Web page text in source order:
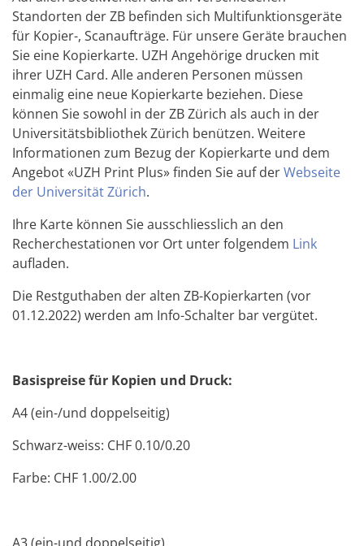
Standorten der ZB befinden sich Multifunktionsgeräte
für Kopier-, Scanaufträge. Für unsere Geräte brauchen
Sie eine Kopierkarte. UZH Angehörige drucken mit
ihrer UZH Card. Alle anderen Personen müssen
einmalig eine neue Kopierkarte beziehen. Diese
können Sie sowohl in der ZB Zürich als auch in der
Universitätsbibliothek Zürich benützen. Weitere
Informationen zum Bezug der Kopierkarte und dem
Angebot «UZH Print Plus» finden Sie auf derWebseite
der Universität Zürich.
Ihre Karte können Sie ausschliesslich an den
Recherchestationen vor Ort unter folgendem Link
aufladen.
Die Restguthaben der alten ZB-Kopierkarten (vor
01.12.2022) werden am Info-Schalter bar vergütet.
Basispreise für Kopien und Druck:
A4 (ein-/und doppelseitig)
Schwarz-weiss: CHF 0.10/0.20
Farbe: CHF 1.00/2.00